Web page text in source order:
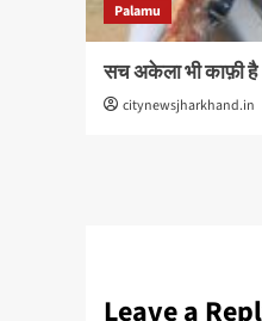
Palamu
सच अकेला भी काफ़ी है
citynewsjharkhand.in
Leave a